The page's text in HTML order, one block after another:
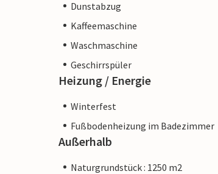
Dunstabzug
Kaffeemaschine
Waschmaschine
Geschirrspüler
Heizung / Energie
Winterfest
Fußbodenheizung im Badezimmer
Außerhalb
Naturgrundstück : 1250 m2